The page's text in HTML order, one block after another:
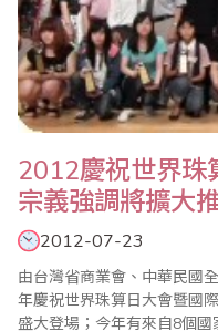
2012慶祝世界珠
宗義強調將擴大
2012-07-23
由台灣省商業會、中華民國
年慶祝世界珠算日大會暨國
盛大登場；今年有來自8個